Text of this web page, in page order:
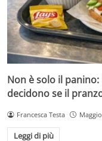
Non è solo il
decidono se il
Francesca Testa
Leggi di più